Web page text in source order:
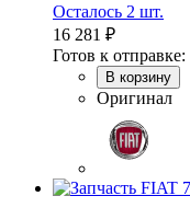
Осталось 2 шт.
16 281 ₽
Готов к отправке:
В корзину
Оригинал